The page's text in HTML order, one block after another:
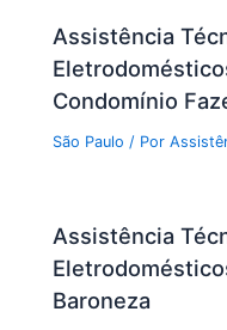
Assistência
Condomínio
São Paulo / Por
Assistência
Baroneza